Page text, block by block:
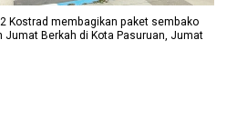
Kostrad membagikan paket sembako
Berkah di Kota Pasuruan, Jumat